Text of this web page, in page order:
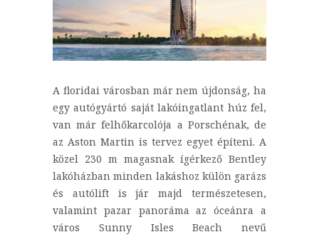
A floridai városban már nem újdonság, ha
egy autógyártó saját lakóingatlant húz fel,
van már felhőkarcolója a Porschénak, de
az Aston Martin is tervez egyet építeni. A
közel 230 m magasnak ígérkező Bentley
lakóházban minden lakáshoz külön garázs
és autólift is jár majd természetesen,
valamint pazar panoráma az óceánra a
város Sunny Isles Beach nevű